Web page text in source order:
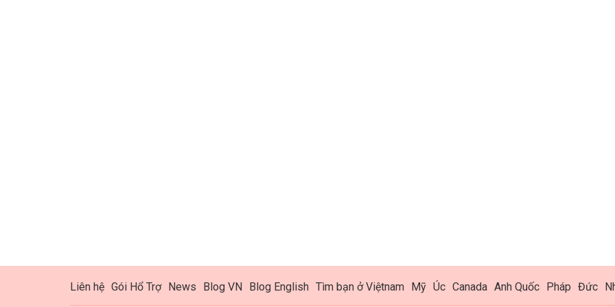
Liên hệ Gói Hổ Trợ News Blog VN Blog English Tìm bạn ở Việtnam Mỹ Úc Canada Anh Quốc Pháp Đức